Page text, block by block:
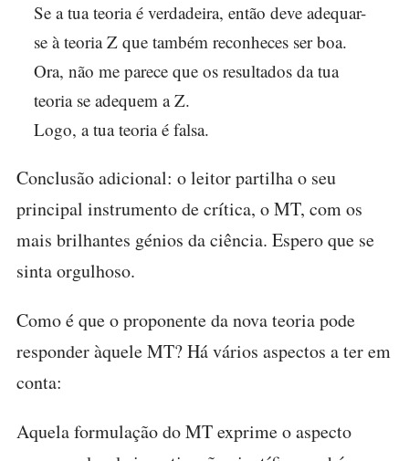
Se a tua teoria é verdadeira, então deve adequar-
se à teoria Z que também reconheces ser boa.
Ora, não me parece que os resultados da tua
teoria se adequem a Z.
Logo, a tua teoria é falsa.
Conclusão adicional: o leitor partilha o seu
principal instrumento de crítica, o MT, com os
mais brilhantes génios da ciência. Espero que se
sinta orgulhoso.
Como é que o proponente da nova teoria pode
responder àquele MT? Há vários aspectos a ter em
conta:
Aquela formulação do MT exprime o aspecto